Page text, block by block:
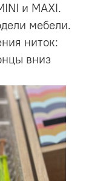
и MAXI.
мебели.
ниток:
вниз